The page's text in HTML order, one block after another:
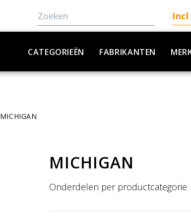
Incl
CATEGORIEËN FABRIKANTEN
MICHIGAN
MICHIGAN
Onderdelen per productcategorie